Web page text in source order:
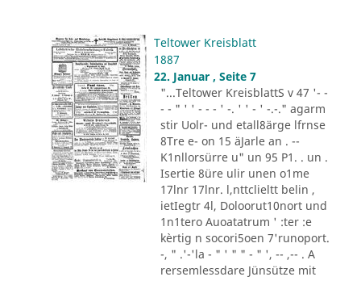
Teltower Kreisblatt
1887
22. Januar , Seite 7
"...Teltower KreisblattS v 47 '- -
- - " ' ' - - - ' -. ' ' - ' -.-." agarm
stir Uolr- und etall8ärge lfrnse
8Tre e- on 15 äJarle an . --
K1nllorsürre u" un 95 P1. . un .
Isertie 8üre ulir unen o1me
17lnr 17lnr. l,nttclieltt belin ,
ietIegtr 4l, Doloorut10nort und
1n1tero Auoatatrum ' :ter :e
kèrtig n socori5oen 7'runoport.
-, " .'-'la - " ' " " - " ', -- ,-- . A
rersemlessdare Jünsütze mit